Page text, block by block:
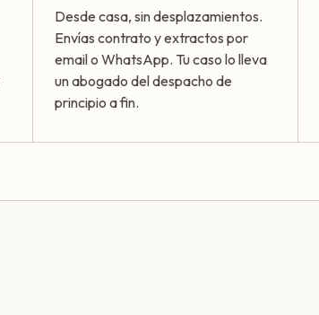
Desde casa, sin desplazamientos.
Envías contrato y extractos por
email o WhatsApp. Tu caso lo lleva
un abogado del despacho de
principio a fin.